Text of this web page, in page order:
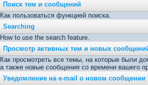
Поиск тем и сообщений
Как пользоваться функцией поиска.
Searching
How to use the search feature.
Просмотр активных тем и новых
Как просмотреть все темы, на которые были
а также новые сообщения со времени вашего
Уведомление на е-mail о новом сообщении